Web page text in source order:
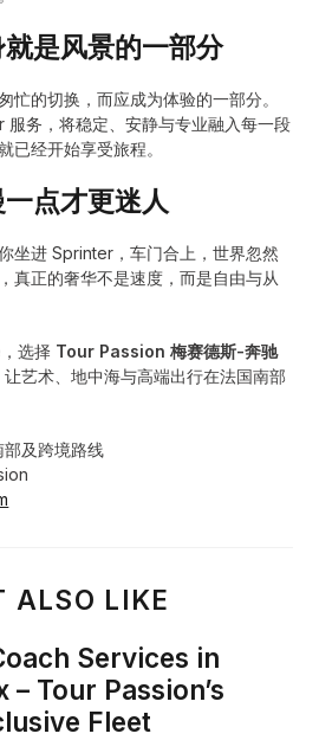
是风景的一部分
忙的切换，而应成为体验的一部分。
务，将稳定、安静与专业融入每一段
已经开始享受旅程。
点才更迷人
坐进 Sprinter，车门合上，世界忽然
真正的奢华不是速度，而是自由与从
，选择 Tour Passion 梅赛德斯-奔驰
让艺术、地中海与高端出行在法国南部
及跨境路线
ALSO LIKE
Services in
– Tour Passion’s
Fleet